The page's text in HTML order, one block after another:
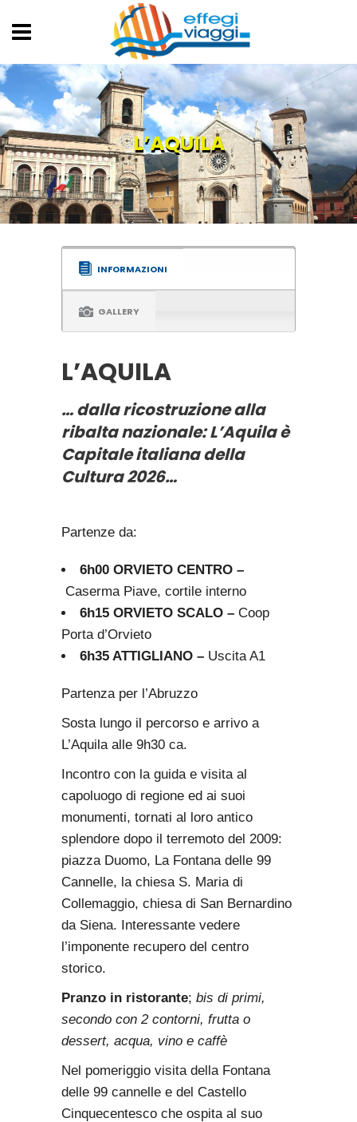
L’AQUILA
INFORMAZIONI
GALLERY
L’AQUILA
… dalla ricostruzione alla
ribalta nazionale: L’Aquila è
Capitale italiana della
Cultura 2026…
Partenze da:
6h00 ORVIETO CENTRO –
Caserma Piave, cortile interno
6h15 ORVIETO SCALO – Coop
Porta d’Orvieto
6h35 ATTIGLIANO –Uscita A1
Partenza per l’Abruzzo
Sosta lungo il percorso e arrivo a
L’Aquila alle 9h30 ca.
Incontro con la guida e visita al
capoluogo di regione ed ai suoi
monumenti, tornati al loro antico
splendore dopo il terremoto del 2009:
piazza Duomo, La Fontana delle 99
Cannelle, la chiesa S. Maria di
Collemaggio, chiesa di San Bernardino
da Siena. Interessante vedere
l’imponente recupero del centro
storico.
Pranzo in ristorante;bis di primi,
secondo con 2 contorni, frutta o
dessert, acqua, vino e caffè
Nel pomeriggio visita della Fontana
delle 99 cannelle e del Castello
Cinquecentesco che ospita al suo